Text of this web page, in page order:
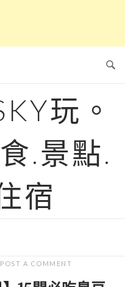
玩。
.景點.
宿
POST A COMMENT